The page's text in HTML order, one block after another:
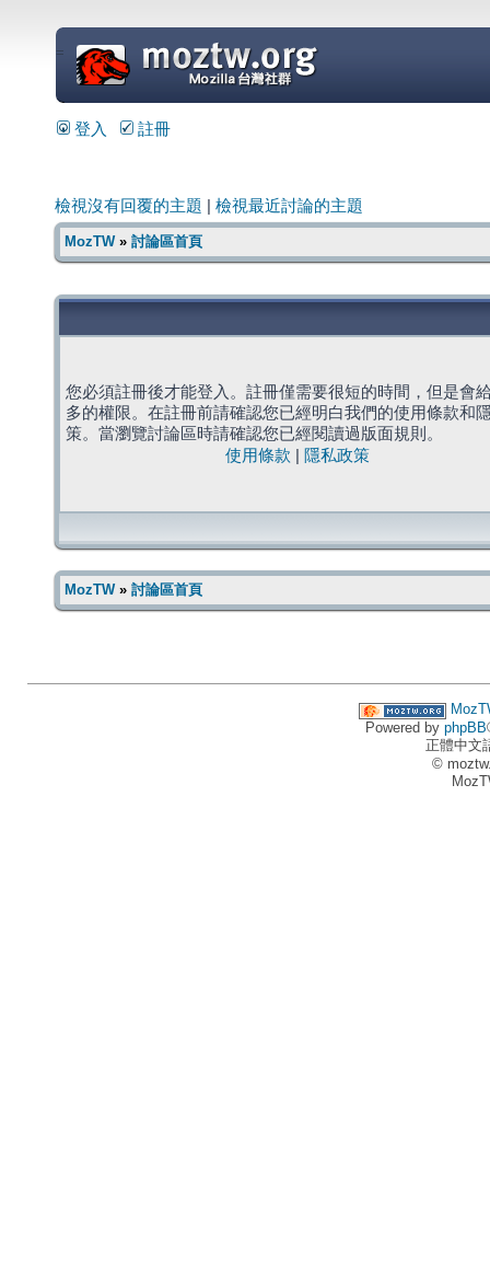
=
登入 註冊
檢視沒有回覆的主題 檢視最近討論的主題
MozTW» 討論區首頁
您必須註冊後才能登入。註冊僅需要很短的時間，但是會
多的權限。在註冊前請確認您已經明白我們的使用條款和
策。當瀏覽討論區時請確認您已經閱讀過版面規則。
使用條款
隱私政策
MozTW» 討論區首頁
Powered by phpBB
正體中文
©